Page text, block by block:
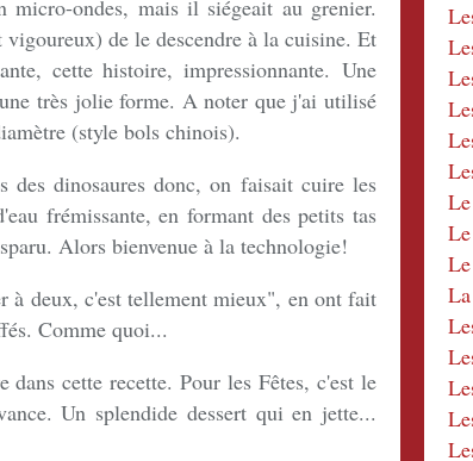
micro-ondes, mais il siégeait au grenier.
de le descendre à la cuisine. Et
cette histoire, impressionnante. Une
très jolie forme. A noter que j'ai utilisé
(style bols chinois).
des dinosaures donc, on faisait cuire les
frémissante, en formant des petits tas
Alors bienvenue à la technologie!
à deux, c'est tellement mieux", en ont fait
Comme quoi...
cette recette. Pour les Fêtes, c'est le
Un splendide dessert qui en jette...